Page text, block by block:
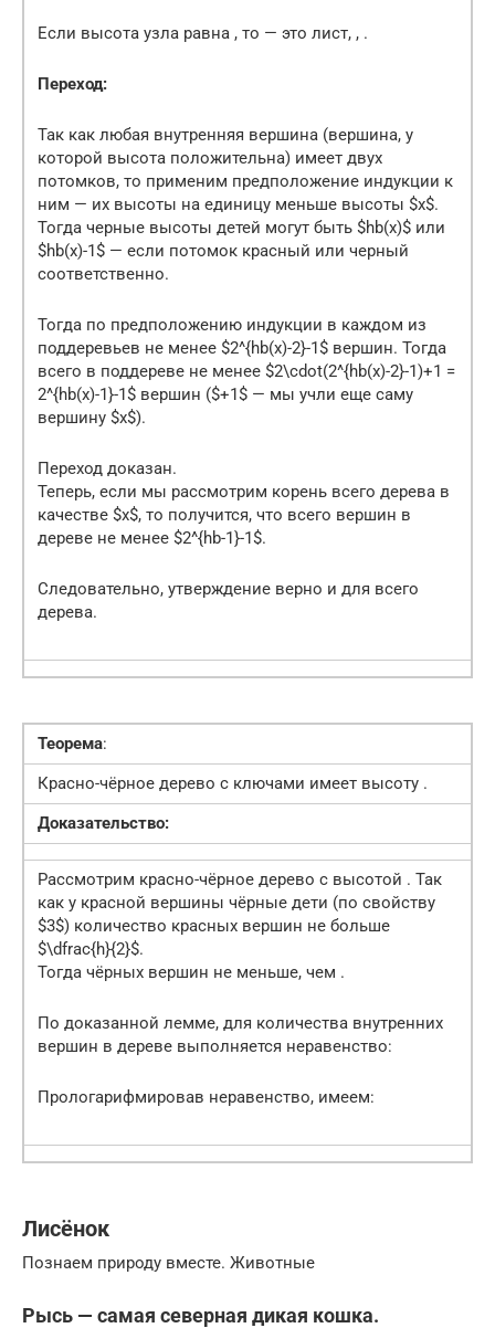
Если высота узла равна , то — это лист, , .
Переход:
Так как любая внутренняя вершина (вершина, у
которой высота положительна) имеет двух
потомков, то применим предположение индукции к
ним — их высоты на единицу меньше высоты $x$.
Тогда черные высоты детей могут быть $hb(x)$ или
$hb(x)-1$ — если потомок красный или черный
соответственно.
Тогда по предположению индукции в каждом из
поддеревьев не менее $2^{hb(x)-2}-1$ вершин. Тогда
всего в поддереве не менее $2\cdot(2^{hb(x)-2}-1)+1 =
2^{hb(x)-1}-1$ вершин ($+1$ — мы учли еще саму
вершину $x$).
Переход доказан.
Теперь, если мы рассмотрим корень всего дерева в
качестве $x$, то получится, что всего вершин в
дереве не менее $2^{hb-1}-1$.
Следовательно, утверждение верно и для всего
дерева.
Теорема:
Красно-чёрное дерево с ключами имеет высоту .
Доказательство:
Рассмотрим красно-чёрное дерево с высотой . Так
как у красной вершины чёрные дети (по свойству
$3$) количество красных вершин не больше
$\dfrac{h}{2}$.
Тогда чёрных вершин не меньше, чем .
По доказанной лемме, для количества внутренних
вершин в дереве выполняется неравенство:
Прологарифмировав неравенство, имеем:
Лисёнок
Познаем природу вместе. Животные
Рысь — самая северная дикая кошка.